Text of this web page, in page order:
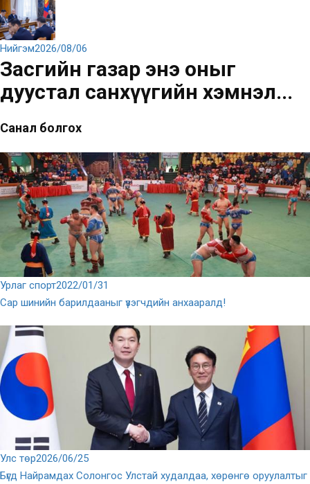
Нийгэм2026/08/06
Засгийн газар энэ оныг
дуустал санхүүгийн хэмнэл...
Санал болгох
Урлаг спорт2022/01/31
Сар шинийн барилдааныг үзэгчдийн анхааралд!
Улс төр2026/06/25
Бүгд Найрамдах Солонгос Улстай худалдаа, хөрөнгө оруулалтыг